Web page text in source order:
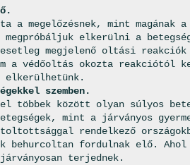
a megelőzésnek, mint magának a
megpróbáljuk elkerülni a
megjelenő oltási reakciók
a védőoltás okozta reakciótól
elkerülhetünk.
szemben.
többek között olyan súlyos
mint a járványos
rendelkező
behurcoltan fordulnak elő.
terjednek.